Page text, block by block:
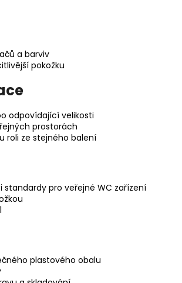
a barviv
pokožku
odpovídající velikosti
prostorách
roli ze stejného balení
pro veřejné WC zařízení
plastového obalu